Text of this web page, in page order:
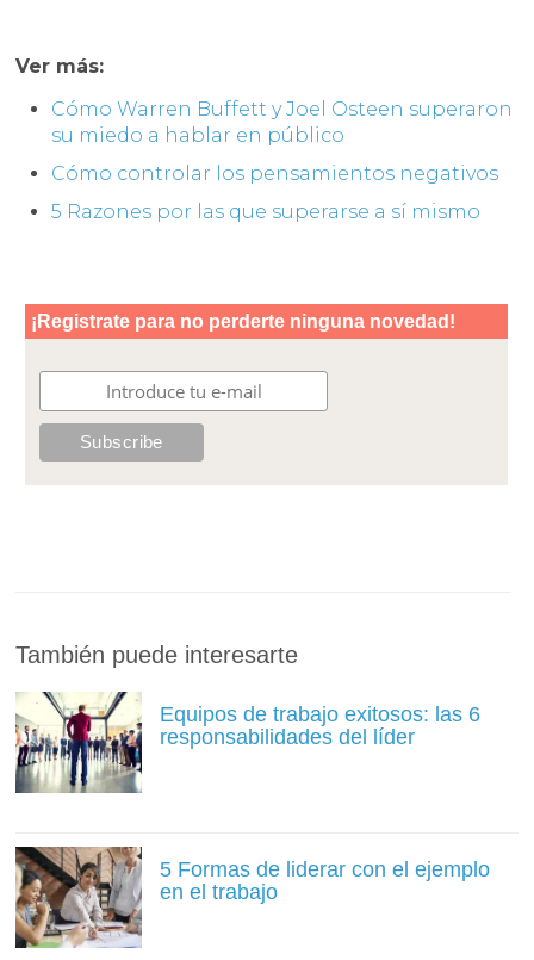
Ver más:
Cómo Warren Buffett y Joel Osteen superaron
su miedo a hablar en público
Cómo controlar los pensamientos negativos
5 Razones por las que superarse a sí mismo
También puede interesarte
Equipos de trabajo exitosos: las 6
responsabilidades del líder
5 Formas de liderar con el ejemplo
en el trabajo